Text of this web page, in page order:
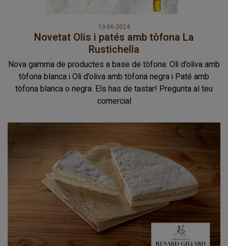
13-06-2024
Novetat Olis i patés amb tòfona La
Rustichella
Nova gamma de productes a base de tòfona: Oli d’oliva amb
tòfona blanca i Oli d’oliva amb tòfona negra i Paté amb
tòfona blanca o negra. Els has de tastar! Pregunta al teu
comercial